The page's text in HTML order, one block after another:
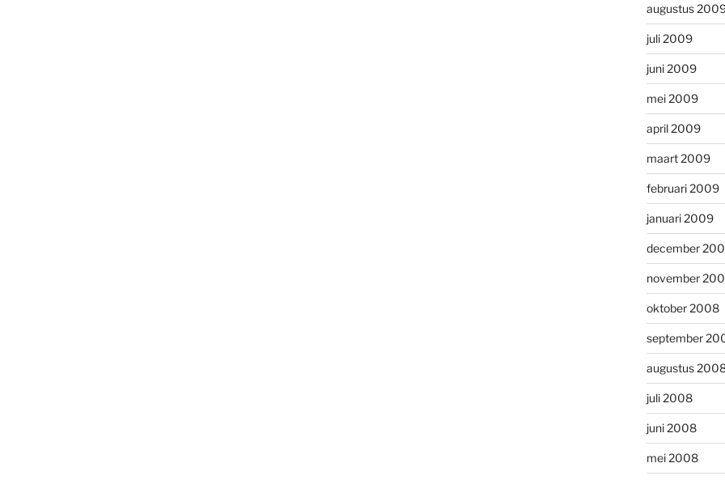
augustus
juli 2009
juni 2009
mei 2009
april 2009
maart 2009
februari 2009
januari 2009
december
november
oktober 2008
september
augustus
juli 2008
juni 2008
mei 2008